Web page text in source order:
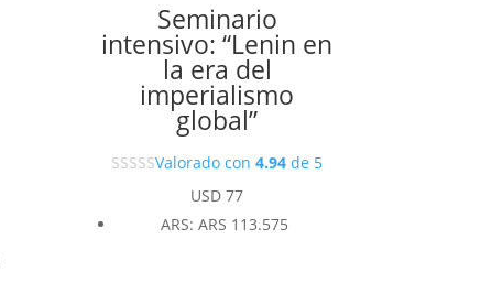
Seminario
intensivo: “Lenin en
la era del
imperialismo
global”
Valorado con4.94 de 5
USD 77
ARS:ARS 113.575